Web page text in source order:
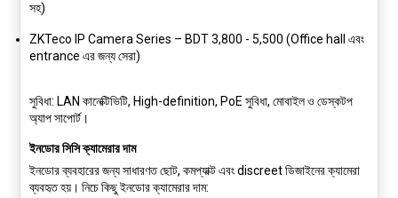
সহ)
ZKTeco IP Camera Series – BDT 3,800 - 5,500 (Office hall এবং
entrance এর জন্য সেরা)
সুবিধা: LAN কানেক্টিভিটি, High-definition, PoE সুবিধা, মোবাইল ও ডেস্কটপ
অ্যাপ সাপোর্ট।
ইনডোর সিসি ক্যামেরার দাম
ইনডোর ব্যবহারের জন্য সাধারণত ছোট, কমপ্যাক্ট এবং discreet ডিজাইনের ক্যামেরা
ব্যবহৃত হয়। নিচে কিছু ইনডোর ক্যামেরার দাম: